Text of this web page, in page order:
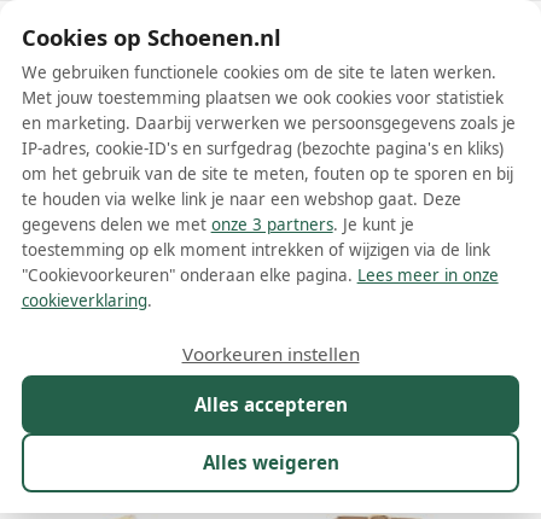
Schoenen.nl
Wis filters Alle filters
Beige Stuart Weitzman schoenen
Meer lezen
Kleur 1
295 resultaten:
Cookies op Schoenen.nl
We gebruiken functionele cookies om de site te laten werken.
Met jouw toestemming plaatsen we ook cookies voor statistiek
en marketing. Daarbij verwerken we persoonsgegevens zoals je
IP-adres, cookie-ID's en surfgedrag (bezochte pagina's en kliks)
om het gebruik van de site te meten, fouten op te sporen en bij
te houden via welke link je naar een webshop gaat. Deze
gegevens delen we met onze 3 partners. Je kunt je
toestemming op elk moment intrekken of wijzigen via de link
"Cookievoorkeuren" onderaan elke pagina. Lees meer in onze
cookieverklaring.
Alles accepteren
Alles weigeren
Voorkeuren instellen